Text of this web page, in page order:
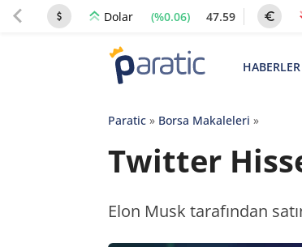
Dolar (%0.06) 47.59
HABERLER
Paratic» Borsa Makaleleri »
Twitter
Elon Musk tarafından